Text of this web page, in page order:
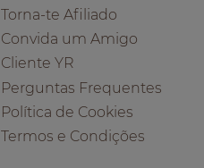
Torna-te Afiliado
Convida um Amigo
Cliente YR
Perguntas Frequentes
Política de Cookies
Termos e Condições